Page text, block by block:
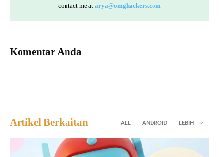
contact me at arya@omghackers.com
Komentar Anda
Artikel Berkaitan ALL ANDROID LEBIH